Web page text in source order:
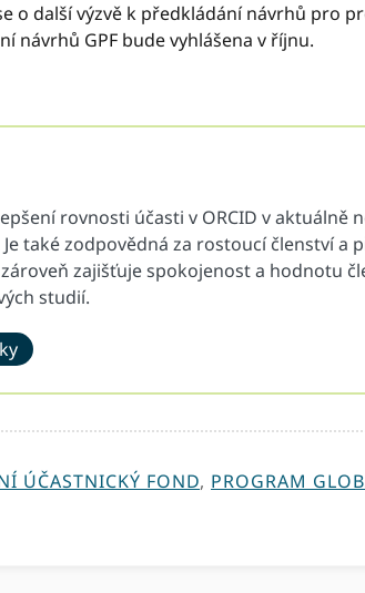
o další výzvě k předkládání návrhů pro
návrhů GPF bude vyhlášena v říjnu.
rovnosti účasti v ORCID v aktuálně
také zodpovědná za rostoucí členství a
zajišťuje spokojenost a hodnotu
studií.
ÚČASTNICKÝ FOND, PROGRAM